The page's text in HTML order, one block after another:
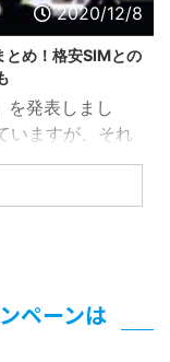
の1年無料キャンペー
トや比較も！
ンを打ち出してき
今までにない破格
は間に合うのでし
リットについても
す。 スポンサーリ
ほうがこれまでの
それ ...
を読む
ペーンは